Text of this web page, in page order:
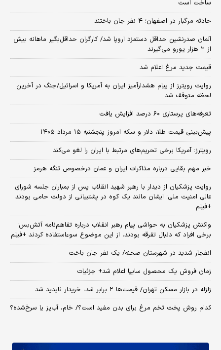
ساخت است
حادثه مرگبار در اصفهان؛ ۴ نفر جان باختند
آلمان صدرنشین حداقل دستمزد اروپا شد/ کارگران حداقل‌بگیر ماهانه بیش
از ۲ هزار یورو می‌گیرند
قیمت جدید مرغ اعلام شد
روایت رویترز از پیام هشدارآمیز ایران به آمریکا و اسرائیل/جنگ در آخرین
لحظه متوقف شد
تعرفه‌های پرستاری ۶۰ درصد افزایش یافت
پیش‌بینی قیمت طلا، دلار و سکه امروز پنجشنبه ۱۵ مرداد ۱۴۰۵
رویترز: آمریکا برخی تحریم‌های مرتبط با ایران را لغو می‌کند
خبر مهم بقایی درباره مذاکرات ایران و عمان درخصوص تنگه هرمز
روایت پزشکیان از دیدار با رهبر شهید انقلاب پس از بمباران جلسه شورای
عالی امنیت ملی؛ ایشان مانند یک کوه در پشتیبانی از دولت حامی بودند
+فیلم
واکنش پزشکیان به حواشی پیام رهبر انقلاب درباره تفاهم‌نامه آتش‌بس؛
برخی افراد که دنبال تفرقه بودند، از این موضوع سوءاستفاده کردند +فیلم
انفجار شدید در شهرستان صحنه/ یک نفر جان باخت
زمان فروش یک محصول سایپا اعلام شد+ جزئیات
زلزله در بازار مسکن تهران/ قیمت‌ها ۲ برابر شد، خریدار ناپدید شد
کدام روش پخت تخم مرغ برای بدن مفید است؟/ خام، آب‌پز یا سرخ‌شده؟